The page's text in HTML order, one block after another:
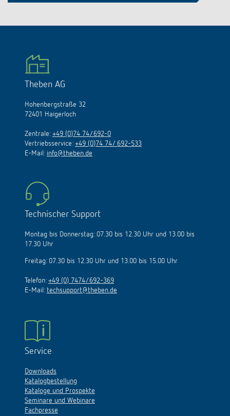
Theben AG
Hohenbergstraße 32
72401 Haigerloch
Zentrale: +49 (0)74 74/692-0
Vertriebsservice: +49 (0)74 74/ 692-533
E-Mail: info@theben.de
Technischer Support
Montag bis Donnerstag: 07.30 bis 12.30 Uhr und 13.00 bis
17.30 Uhr
Freitag: 07.30 bis 12.30 Uhr und 13.00 bis 15.00 Uhr
Telefon: +49 (0) 7474/692-369
E-Mail: techsupport@theben.de
Service
Downloads
Katalogbestellung
Kataloge und Prospekte
Seminare und Webinare
Fachpresse